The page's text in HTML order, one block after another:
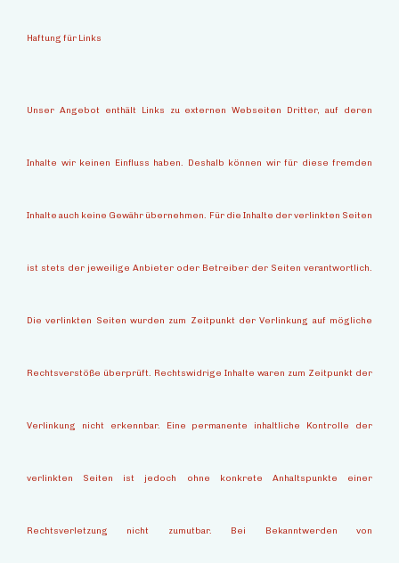
Haftung für Links
Unser Angebot enthält Links zu externen Webseiten Dritter, auf deren
Inhalte wir keinen Einfluss haben. Deshalb können wir für diese fremden
Inhalte auch keine Gewähr übernehmen. Für die Inhalte der verlinkten Seiten
ist stets der jeweilige Anbieter oder Betreiber der Seiten verantwortlich.
Die verlinkten Seiten wurden zum Zeitpunkt der Verlinkung auf mögliche
Rechtsverstöße überprüft. Rechtswidrige Inhalte waren zum Zeitpunkt der
Verlinkung nicht erkennbar. Eine permanente inhaltliche Kontrolle der
verlinkten Seiten ist jedoch ohne konkrete Anhaltspunkte einer
Rechtsverletzung nicht zumutbar. Bei Bekanntwerden von